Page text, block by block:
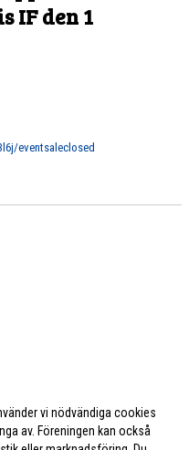
IF den 1
eventsaleclosed
vi nödvändiga cookies
av. Föreningen kan också